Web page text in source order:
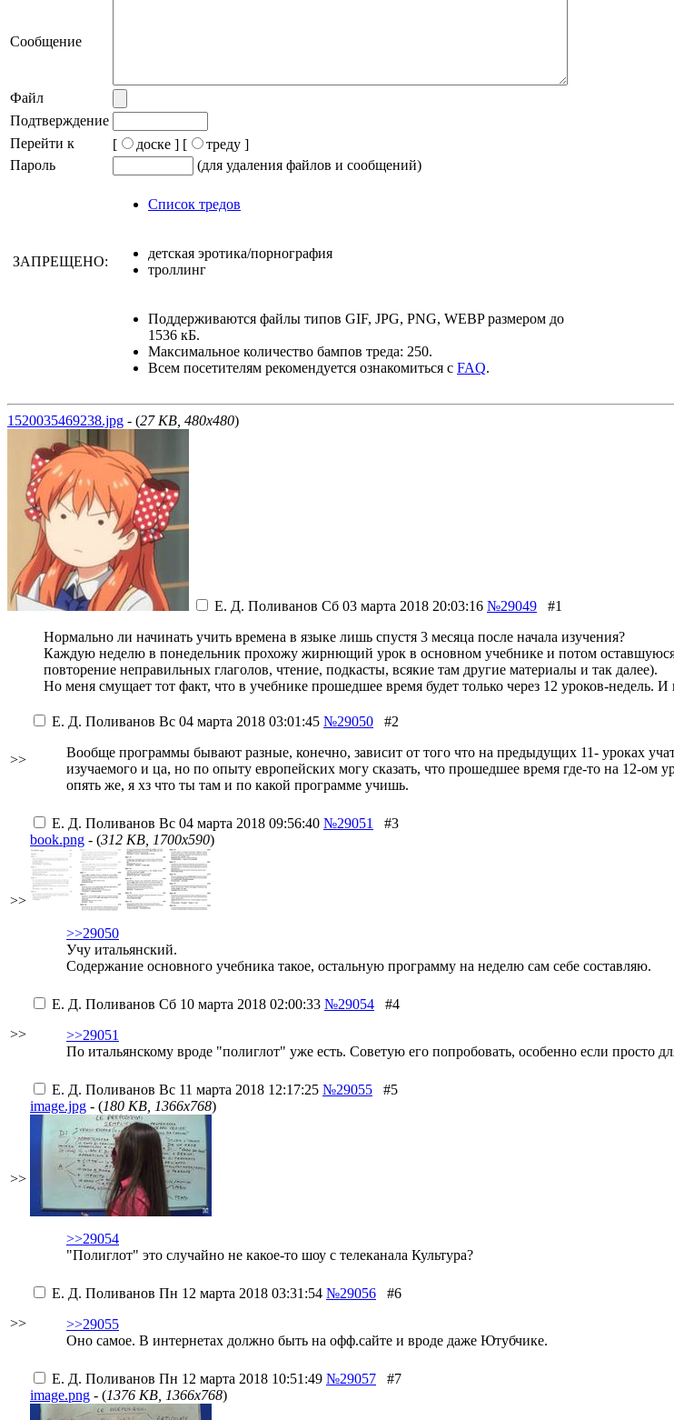
Сообщение
Файл
Подтверждение
Перейти к
[ доске ] [
треду ]
Пароль
(для удаления файлов и сообщений)
Список тредов
ЗАПРЕЩЕНО:
детская эротика/порнография
троллинг
Поддерживаются файлы типов GIF, JPG, PNG, WEBP размером до
1536 кБ.
Максимальное количество бампов треда: 250.
Всем посетителям рекомендуется ознакомиться с FAQ.
1520035469238.jpg - (27 KB, 480x480)
Е. Д. Поливанов Сб 03 марта 2018 20:03:16 №29049
#1
Нормально ли начинать учить времена в языке лишь спустя 3 месяца после начала изучения?
Каждую неделю в понедельник прохожу жирнющий урок в основном учебнике и потом
повторение неправильных глаголов, чтение, подкасты, всякие там другие материалы и так далее).
Но меня смущает тот факт, что в учебнике прошедшее время будет только через 12 уроков-недель.
>>
Е. Д. Поливанов Вс 04 марта 2018 03:01:45 №29050
#2
Вообще программы бывают разные, конечно, зависит от того что на предыдущих 11- уроках
изучаемого и ца, но по опыту европейских могу сказать, что прошедшее время где-то на 12-ом
опять же, я хз что ты там и по какой программе учишь.
>>
Е. Д. Поливанов Вс 04 марта 2018 09:56:40 №29051
#3
book.png - (312 KB, 1700x590)
>>29050
Учу итальянский.
Содержание основного учебника такое, остальную программу на неделю сам себе составляю.
>>
Е. Д. Поливанов Сб 10 марта 2018 02:00:33 №29054
#4
>>29051
По итальянскому вроде "полиглот" уже есть. Советую его попробовать, особенно если просто
>>
Е. Д. Поливанов Вс 11 марта 2018 12:17:25 №29055
#5
image.jpg - (180 KB, 1366x768)
>>29054
"Полиглот" это случайно не какое-то шоу с телеканала Культура?
>>
Е. Д. Поливанов Пн 12 марта 2018 03:31:54 №29056
#6
>>29055
Оно самое. В интернетах должно быть на офф.сайте и вроде даже Ютубчике.
Е. Д. Поливанов Пн 12 марта 2018 10:51:49 №29057
#7
image.png - (1376 KB, 1366x768)